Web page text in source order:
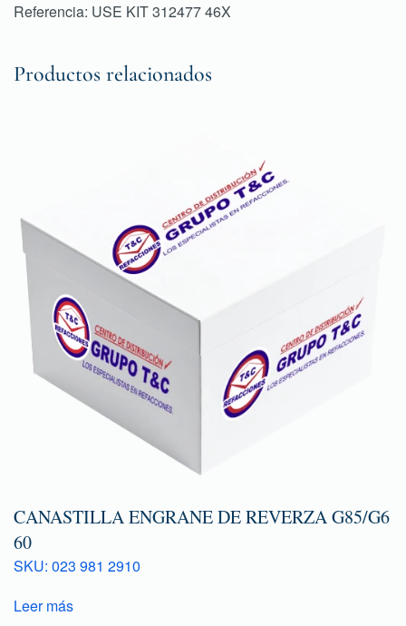
Referencia: USE KIT 312477 46X
Productos relacionados
CANASTILLA ENGRANE DE REVERZA G85/G6
60
SKU: 023 981 2910
Leer más